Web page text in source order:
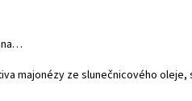
majonézy ze slunečnicového oleje,